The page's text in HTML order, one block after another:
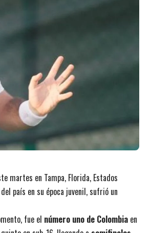
martes en Tampa, Florida, Estados
país en su época juvenil, sufrió un
fue el número uno de Colombia en